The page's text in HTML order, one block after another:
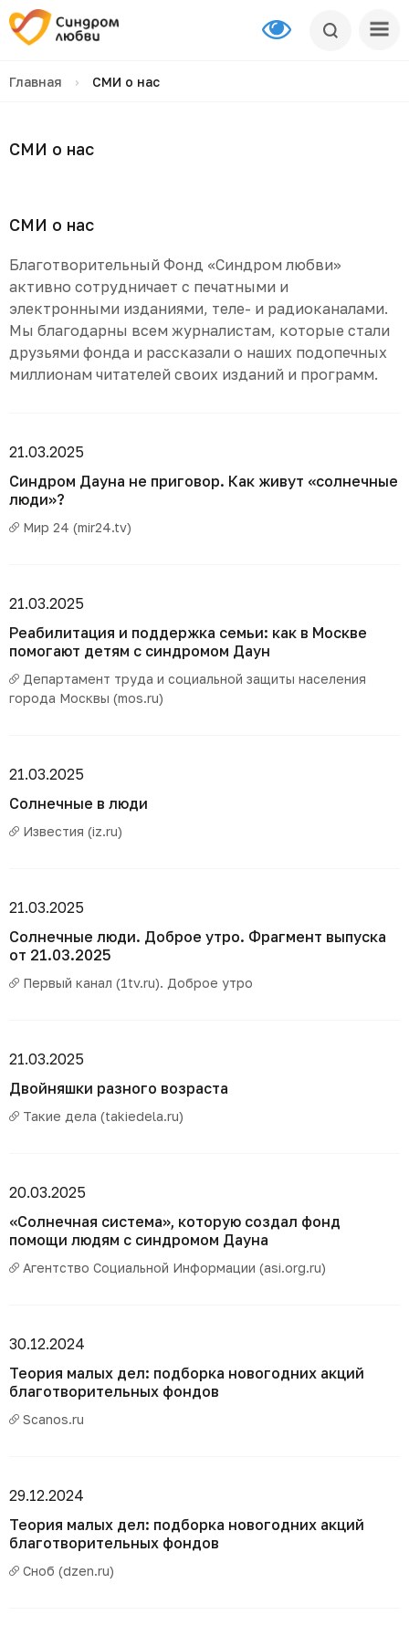
Главная › СМИ о нас
СМИ о нас
СМИ о нас
Благотворительный Фонд «Синдром любви»
активно сотрудничает с печатными и
электронными изданиями, теле- и радиоканалами.
Мы благодарны всем журналистам, которые стали
друзьями фонда и рассказали о наших подопечных
миллионам читателей своих изданий и программ.
Синдром Дауна не приговор. Как живут «солнечные
люди»?
Мир 24 (mir24.tv)
21.03.2025
Реабилитация и поддержка семьи: как в Москве
помогают детям с синдромом Даун
Департамент труда и социальной защиты населения
города Москвы (mos.ru)
21.03.2025
Солнечные в люди
Известия (iz.ru)
21.03.2025
Солнечные люди. Доброе утро. Фрагмент выпуска
от 21.03.2025
Первый канал (1tv.ru). Доброе утро
21.03.2025
Двойняшки разного возраста
Такие дела (takiedela.ru)
21.03.2025
«Солнечная система», которую создал фонд
помощи людям с синдромом Дауна
Агентство Социальной Информации (asi.org.ru)
20.03.2025
Теория малых дел: подборка новогодних акций
благотворительных фондов
Scanos.ru
30.12.2024
Теория малых дел: подборка новогодних акций
благотворительных фондов
Сноб (dzen.ru)
29.12.2024